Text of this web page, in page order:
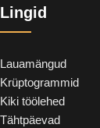
Lingid
Lauamängud
Krüptogrammid
Kiki töölehed
Tähtpäevad